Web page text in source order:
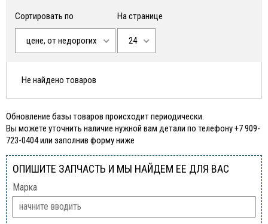
Сортировать по
цене, от недорогих
На странице
24
Не найдено товаров
Обновление базы товаров происходит периодически.
Вы можете уточнить наличие нужной вам детали по телефону +7 909-
723-0404 или заполнив форму ниже
ОПИШИТЕ ЗАПЧАСТЬ И МЫ НАЙДЕМ ЕЕ ДЛЯ ВАС
Марка